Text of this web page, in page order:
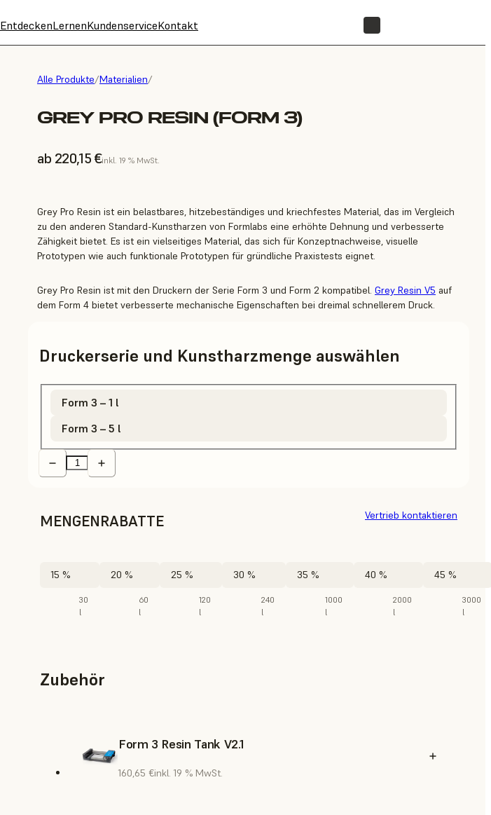
EntdeckenLernenKundenserviceKontakt
Alle Produkte/Materialien/
GREY PRO RESIN (FORM 3)
ab 220,15 €inkl. 19 % MwSt.
Grey Pro Resin ist ein belastbares, hitzebeständiges und kriechfestes Material, das im Vergleich
zu den anderen Standard-Kunstharzen von Formlabs eine erhöhte Dehnung und verbesserte
Zähigkeit bietet. Es ist ein vielseitiges Material, das sich für Konzeptnachweise, visuelle
Prototypen wie auch funktionale Prototypen für gründliche Praxistests eignet.
Grey Pro Resin ist mit den Druckern der Serie Form 3 und Form 2 kompatibel. Grey Resin V5 auf
dem Form 4 bietet verbesserte mechanische Eigenschaften bei dreimal schnellerem Druck.
Druckerserie und Kunstharzmenge auswählen
Form 3 – 1 l
Form 3 – 5 l
MENGENRABATTE
15 %
30
l
20 %
60
l
25 %
120
l
30 %
240
l
35 %
1000
l
40 %
2000
l
45 %
3000
l
Vertrieb kontaktieren
Zubehör
Form 3 Resin Tank V2.1
160,65 €inkl. 19 % MwSt.